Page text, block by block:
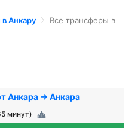
в Анкару
Все трансферы в
Анкара → Анкара
минут)